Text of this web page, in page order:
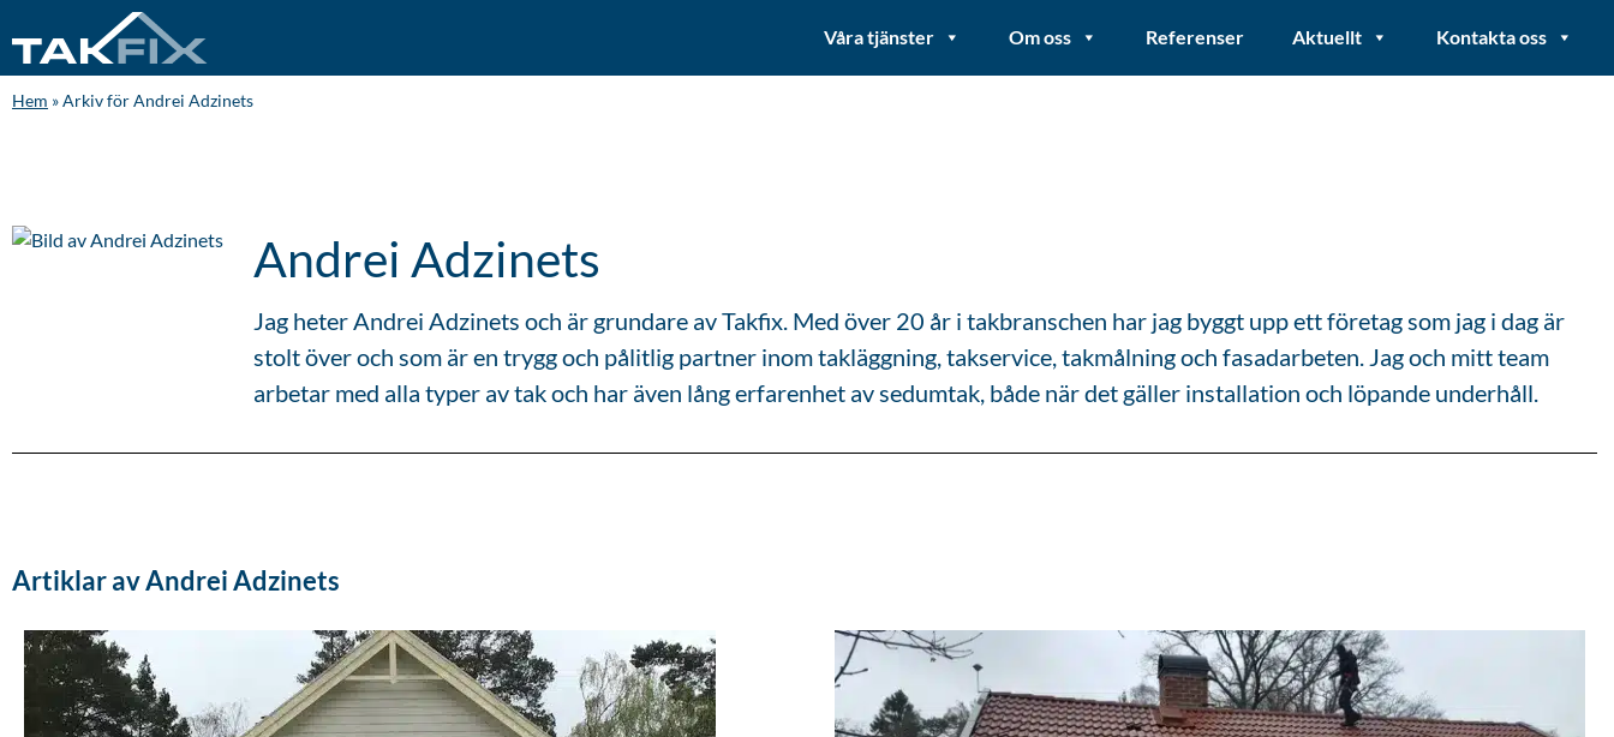
Våra tjänster Om oss Referenser Aktuellt Kontakta oss
Hem »Arkiv för Andrei Adzinets
Andrei Adzinets
Jag heter Andrei Adzinets och är grundare av Takfix. Med över 20 år i takbranschen har jag byggt upp ett företag som jag i dag är
stolt över och som är en trygg och pålitlig partner inom takläggning, takservice, takmålning och fasadarbeten. Jag och mitt team
arbetar med alla typer av tak och har även lång erfarenhet av sedumtak, både när det gäller installation och löpande underhåll.
Artiklar avAndrei Adzinets